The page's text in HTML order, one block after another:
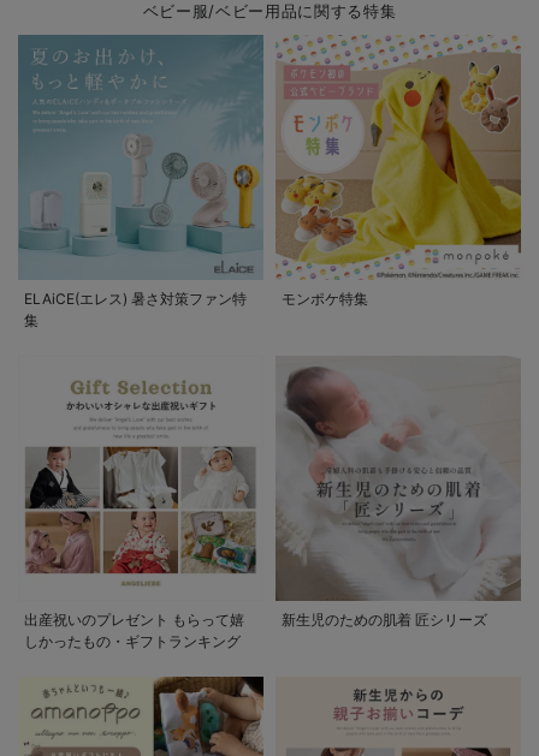
ベビー服/ベビー用品に関する特集
ELAiCE(エレス) 暑さ対策ファン特
集
モンポケ特集
出産祝いのプレゼント もらって嬉
しかったもの・ギフトランキング
新生児のための肌着 匠シリーズ